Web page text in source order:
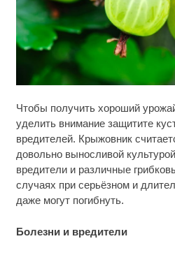
Чтобы получить хороший
уделить внимание защитите
вредителей. Крыжовник
довольно выносливой
вредители и различные
случаях при серьёзном и
даже могут погибнуть.
Болезни и вредители
от увиденного
Ржу не переставая,
раз
Этот танец невесты
Пересмотрела 10 раз